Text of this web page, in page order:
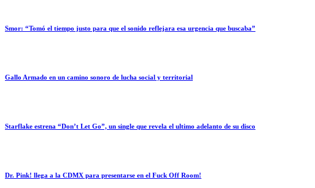
Smor: “Tomó el tiempo justo para que el sonido reflejara esa urgencia que buscaba”
Gallo Armado en un camino sonoro de lucha social y territorial
Starflake estrena “Don’t Let Go”, un single que revela el ultimo adelanto de su disco
Dr. Pink! llega a la CDMX para presentarse en el Fuck Off Room!